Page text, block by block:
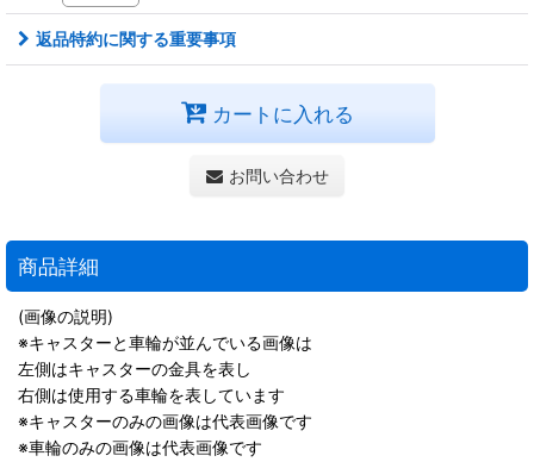
返品特約に関する重要事項
カートに入れる
お問い合わせ
商品詳細
(画像の説明)
※キャスターと車輪が並んでいる画像は
左側はキャスターの金具を表し
右側は使用する車輪を表しています
※キャスターのみの画像は代表画像です
※車輪のみの画像は代表画像です